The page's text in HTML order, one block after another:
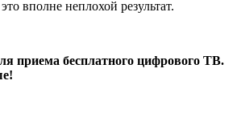
вполне неплохой результат.